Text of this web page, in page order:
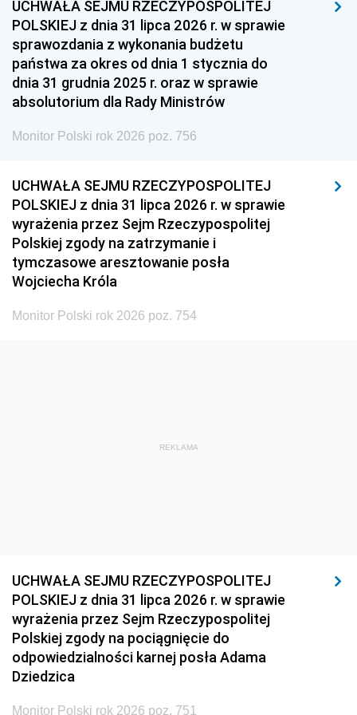
1939 1938 1937
1936 1930
UCHWAŁA SEJMU RZECZYPOSPOLITEJ
POLSKIEJ z dnia 31 lipca 2026 r. w sprawie
sprawozdania z wykonania budżetu
państwa za okres od dnia 1 stycznia do
dnia 31 grudnia 2025 r. oraz w sprawie
absolutorium dla Rady Ministrów
Monitor Polski rok 2026 poz. 756
UCHWAŁA SEJMU RZECZYPOSPOLITEJ
POLSKIEJ z dnia 31 lipca 2026 r. w sprawie
wyrażenia przez Sejm Rzeczypospolitej
Polskiej zgody na zatrzymanie i
tymczasowe aresztowanie posła
Wojciecha Króla
Monitor Polski rok 2026 poz. 754
REKLAMA
UCHWAŁA SEJMU RZECZYPOSPOLITEJ
POLSKIEJ z dnia 31 lipca 2026 r. w sprawie
wyrażenia przez Sejm Rzeczypospolitej
Polskiej zgody na pociągnięcie do
odpowiedzialności karnej posła Adama
Dziedzica
Monitor Polski rok 2026 poz. 751